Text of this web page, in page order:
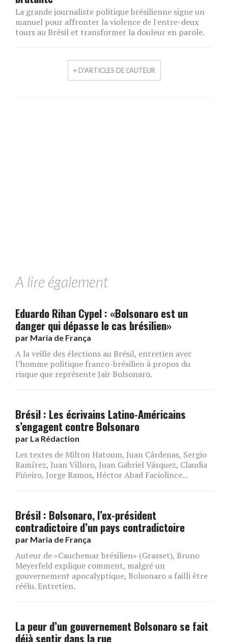
La grande journaliste politique brésilienne signe un
manuel pour affronter la violence de l'entre-deux
tours au Brésil et transformer la douleur en parole.
+ D'ARTICLES DE L'AUTEUR
A lire également
Eduardo Rihan Cypel : «Bolsonaro est un
danger qui dépasse le cas brésilien»
par Maria de França
A la veille des élections au Brésil, entretien avec
l’homme politique franco-brésilien à propos du
risque que représente Jair Bolsonaro.
Brésil : Les écrivains Latino-Américains
s’engagent contre Bolsonaro
par La Rédaction
Les textes de Milton Hatoum, Juan Cárdenas, Sergio
Ramírez, Juan Villoro, Juan Gabriel Vásquez, Claudia
Piñeiro, Jorge Ramos, Héctor Abad Faciolince...
Brésil : Bolsonaro, l’ex-président
contradictoire d’un pays contradictoire
par Maria de França
Auteur de «Cauchemar brésilien» (Grasset), Bruno
Meyerfeld explique comment, malgré un
gouvernement apocalyptique, Bolsonaro a failli être
réélu. Entretien.
La peur d’un gouvernement Bolsonaro se fait
déjà sentir dans la rue